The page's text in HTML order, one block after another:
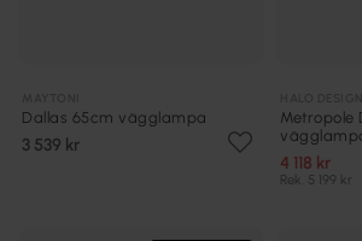
Dallas 65cm vägglampa
3 539 kr
Metropole
4 118 kr
Rek. 5 199 kr